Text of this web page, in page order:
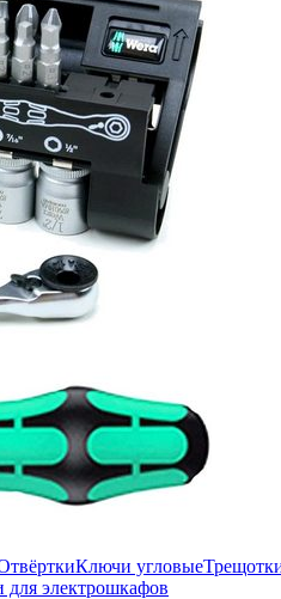
Ключи угловые
электрошкафов